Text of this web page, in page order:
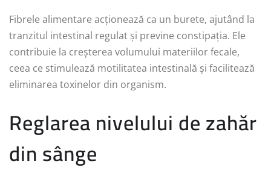
Fibrele alimentare acționează ca un burete, ajutând la
tranzitul intestinal regulat și previne constipația. Ele
contribuie la creșterea volumului materiilor fecale,
ceea ce stimulează motilitatea intestinală și facilitează
eliminarea toxinelor din organism.
Reglarea nivelului de zahăr
din sânge